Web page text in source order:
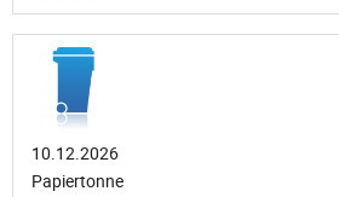
10.12.2026
Papiertonne